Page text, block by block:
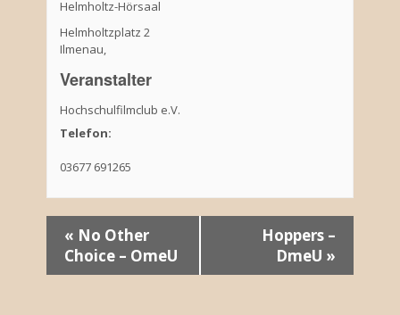
Helmholtz-Hörsaal
Helmholtzplatz 2
Ilmenau,
Veranstalter
Hochschulfilmclub e.V.
Telefon:
03677 691265
« No Other
Choice – OmeU
Hoppers –
DmeU »